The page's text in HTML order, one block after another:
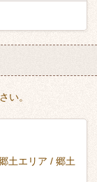
い。
土エリア / 郷土